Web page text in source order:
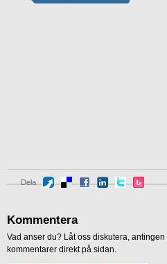
Dela
Kommentera
Vad anser du? Låt oss diskutera,
kommentarer direkt på sidan.